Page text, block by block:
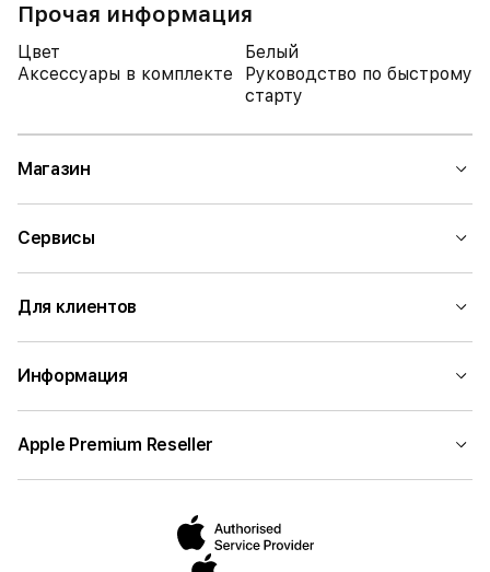
Прочая информация
Цвет
Белый
Аксессуары в комплекте
Руководство по быстрому
старту
Магазин
Сервисы
Для клиентов
Информация
Apple Premium Reseller